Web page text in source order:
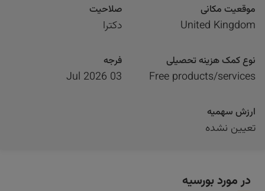
موقعیت مکانی
United Kingdom
صلاحیت
دکترا
نوع کمک هزینه تحصیلی
Free products/services
فرجه
03 Jul 2026
ارزش سهمیه
تعیین نشده
در مورد بورسیه